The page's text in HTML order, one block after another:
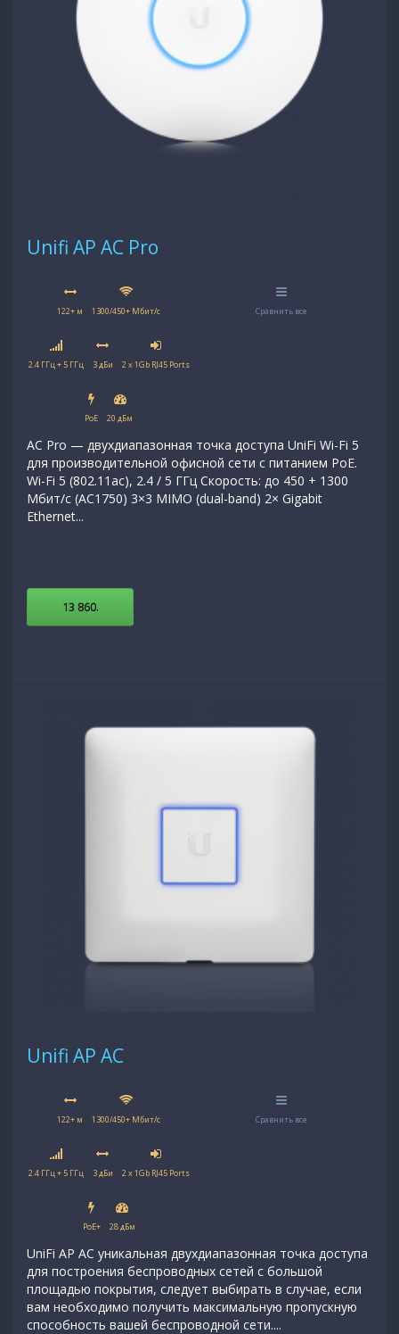
Unifi AP AC Pro
122+ м 1300/450+ Мбит/с
2.4 ГГц + 5 ГГц 3 дБи 2 x 1Gb RJ45 Ports
PoE 20 дБм
Сравнить все
AC Pro — двухдиапазонная точка доступа UniFi Wi-Fi 5
для производительной офисной сети с питанием PoE.
Wi-Fi 5 (802.11ac), 2.4 / 5 ГГц Скорость: до 450 + 1300
Мбит/с (AC1750) 3×3 MIMO (dual-band) 2× Gigabit
Ethernet...
13 860.
Unifi AP AC
122+ м 1300/450+ Мбит/с
2.4 ГГц + 5 ГГц 3 дБи 2 x 1Gb RJ45 Ports
PoE+ 28 дБм
Сравнить все
UniFi AP AC уникальная двухдиапазонная точка доступа
для построения беспроводных сетей с большой
площадью покрытия, следует выбирать в случае, если
вам необходимо получить максимальную пропускную
способность вашей беспроводной сети....